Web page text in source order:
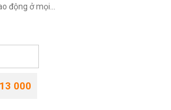
động ở mọi...
000